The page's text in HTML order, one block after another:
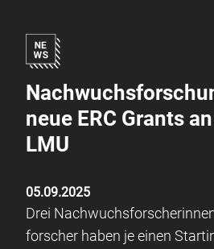
neue ERC Grants
LMU
05.09.2025
Drei
forscher haben je einen